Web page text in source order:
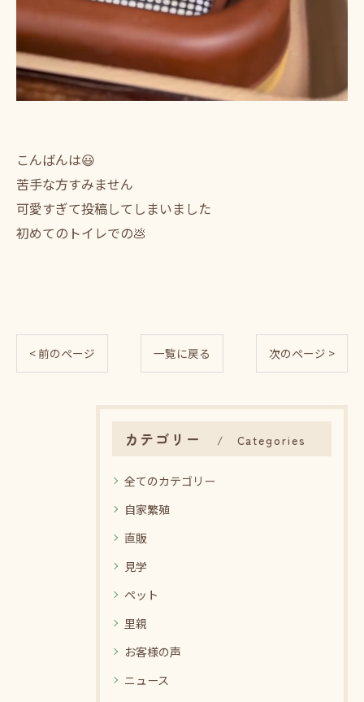
こんばんは😃
苦手な方すみません
可愛すぎて投稿してしまいました
初めてのトイレでの💩
< 前のページ 一覧に戻る 次のページ >
カテゴリー Categories
全てのカテゴリー
自家繁殖
直販
見学
ペット
里親
お客様の声
ニュース